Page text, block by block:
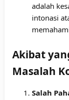
adalah
intonasi
Akibat
Masalah
Salah